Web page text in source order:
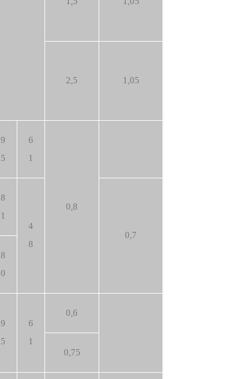
2,5
1,05
9
5
6
1
0,8
8
1
4
8
0,7
8
0
9
5
6
1
0,6
0,75